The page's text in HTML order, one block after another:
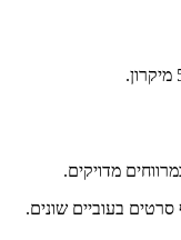
מדויקים.
סרטים בעוביים שונים.